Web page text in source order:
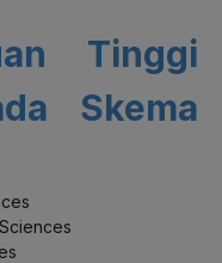
Tinggi
Skema